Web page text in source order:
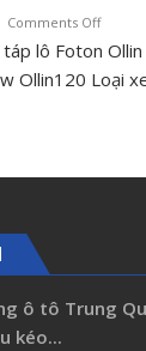
Comments Offon
Nắp
hộp
lô
720
lô Foton Ollin
Ollin120 Loại
ô tô Trung
kéo...